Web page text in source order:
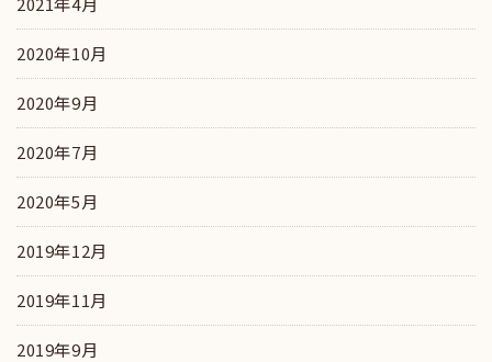
2020年10月
2020年9月
2020年7月
2020年5月
2019年12月
2019年11月
2019年9月